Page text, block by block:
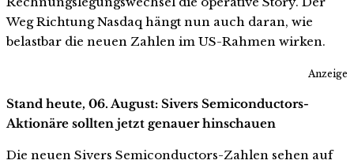
Weg Richtung Nasdaq hängt nun auch daran, wie
belastbar die neuen Zahlen im US-Rahmen wirken.
Anzeige
Stand heute, 06. August: Sivers Semiconductors-
Aktionäre sollten jetzt genauer hinschauen
Die neuen Sivers Semiconductors-Zahlen sehen auf